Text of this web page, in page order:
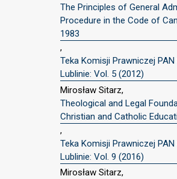
The Principles of General
Procedure in the Code of
1983
,
Teka Komisji Prawniczej PAN
Lublinie: Vol. 5 (2012)
Mirosław Sitarz,
Theological and Legal
Christian and Catholic
,
Teka Komisji Prawniczej PAN
Lublinie: Vol. 9 (2016)
Mirosław Sitarz,